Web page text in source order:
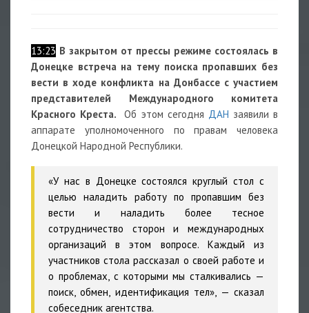
13:23 В закрытом от прессы режиме состоялась в
Донецке встреча на тему поиска пропавших без
вести в ходе конфликта на Донбассе с участием
представителей Международного комитета
Красного Креста.
Об этом сегодня ДАН заявили в
аппарате уполномоченного по правам человека
Донецкой Народной Республики.
«У нас в Донецке состоялся круглый стол с
целью наладить работу по пропавшим без
вести и наладить более тесное
сотрудничество сторон и международных
организаций в этом вопросе. Каждый из
участников стола рассказал о своей работе и
о проблемах, с которыми мы сталкивались —
поиск, обмен, идентификация тел», — сказал
собеседник агентства.